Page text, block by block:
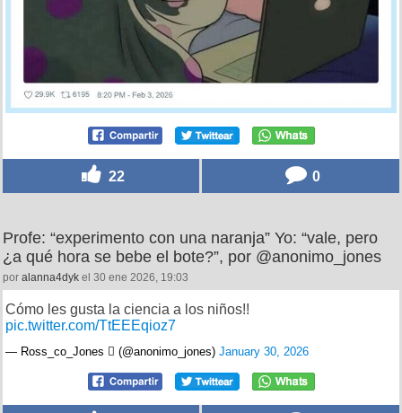
22 0
Profe: “experimento con una naranja” Yo: “vale, pero
¿a qué hora se bebe el bote?”, por @anonimo_jones
por alanna4dyk el 30 ene 2026, 19:03
Cómo les gusta la ciencia a los niños!!
pic.twitter.com/TtEEEqioz7
— Ross_co_Jones  (@anonimo_jones) January 30, 2026